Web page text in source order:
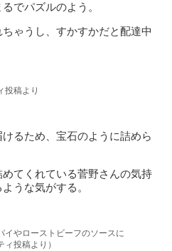
でパズルのよう。
ゃうし、すかすかだと配達中
投稿より
るため、宝石のように詰めら
てくれている菅野さんの気持
うな気がする。
イやローストビーフのソースに
投稿より）